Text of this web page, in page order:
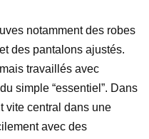
notamment des robes
des pantalons ajustés.
travaillés avec
simple “essentiel”. Dans
vite central dans une
avec des